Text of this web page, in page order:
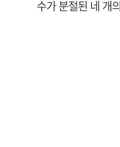
수가 분절된 네 개